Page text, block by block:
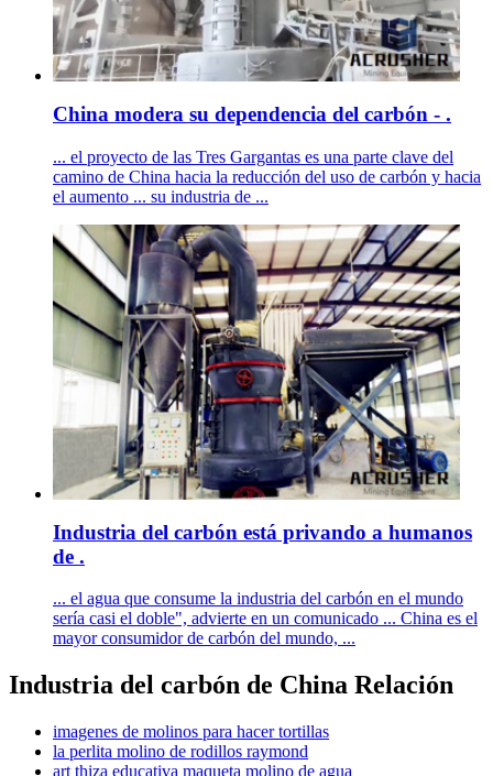
China modera su dependencia del carbón - .
... el proyecto de las Tres Gargantas es una parte clave del
camino de China hacia la reducción del uso de carbón y hacia
el aumento ... su industria de ...
Industria del carbón está privando a humanos
de .
... el agua que consume la industria del carbón en el mundo
sería casi el doble", advierte en un comunicado ... China es el
mayor consumidor de carbón del mundo, ...
Industria del carbón de China Relación
imagenes de molinos para hacer tortillas
la perlita molino de rodillos raymond
art thiza educativa maqueta molino de agua